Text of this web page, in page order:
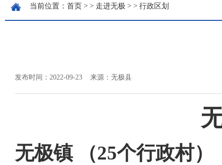
当前位置： 首页 > > 走进无极 > > 行政区划
发布时间：2022-09-23 来源：无极县
无极镇 （25个行政村）